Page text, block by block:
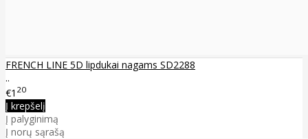
FRENCH LINE 5D lipdukai nagams SD2288
..
€1 20
Į krepšelį
Į palyginimą
Į norų sąrašą